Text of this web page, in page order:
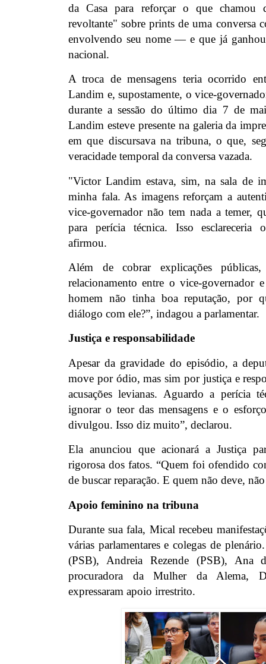
da Casa para reforçar o que chamou
revoltante" sobre prints de uma conversa
envolvendo seu nome — e que já ganhou
nacional.
A troca de mensagens teria ocorrido
Landim e, supostamente, o vice-
durante a sessão do último dia 7 de
Landim esteve presente na galeria da
em que discursava na tribuna, o que,
veracidade temporal da conversa vazada.
"Victor Landim estava, sim, na sala de
minha fala. As imagens reforçam a
vice-governador não tem nada a temer,
para perícia técnica. Isso esclareceria
afirmou.
Além de cobrar explicações
relacionamento entre o vice-governador
homem não tinha boa reputação, por
diálogo com ele?”, indagou a parlamentar.
Justiça e responsabilidade
Apesar da gravidade do episódio, a
move por ódio, mas sim por justiça e
acusações levianas. Aguardo a perícia
ignorar o teor das mensagens e o
divulgou. Isso diz muito”, declarou.
Ela anunciou que acionará a Justiça
rigorosa dos fatos. “Quem foi ofendido
de buscar reparação. E quem não deve,
Apoio feminino na tribuna
Durante sua fala, Mical recebeu
várias parlamentares e colegas de
(PSB), Andreia Rezende (PSB), Ana
procuradora da Mulher da Alema,
expressaram apoio irrestrito.